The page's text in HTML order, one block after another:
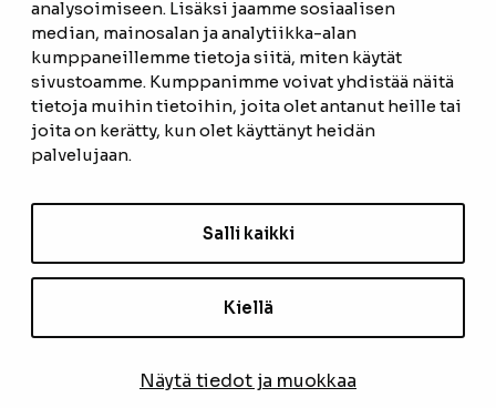
analysoimiseen. Lisäksi jaamme sosiaalisen
median, mainosalan ja analytiikka-alan
kumppaneillemme tietoja siitä, miten käytät
sivustoamme. Kumppanimme voivat yhdistää näitä
tietoja muihin tietoihin, joita olet antanut heille tai
joita on kerätty, kun olet käyttänyt heidän
palvelujaan.
Salli kaikki
Kiellä
Näytä tiedot ja muokkaa
TUOTTEET
REFERENSSIT
OTA YHTEYTTÄ
TIETOSUOJASELOSTE
EVÄSTEASETUKSET